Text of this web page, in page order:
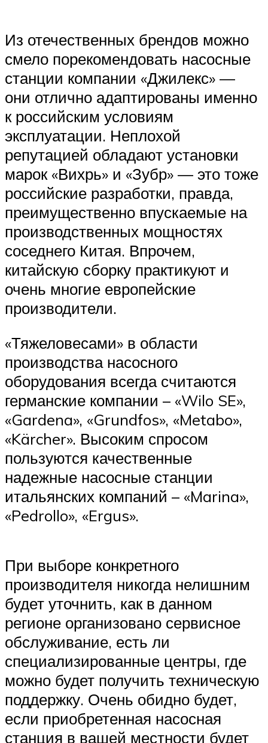
Из отечественных брендов можно
смело порекомендовать насосные
станции компании «Джилекс» —
они отлично адаптированы именно
к российским условиям
эксплуатации. Неплохой
репутацией обладают установки
марок «Вихрь» и «Зубр» — это тоже
российские разработки, правда,
преимущественно впускаемые на
производственных мощностях
соседнего Китая. Впрочем,
китайскую сборку практикуют и
очень многие европейские
производители.
«Тяжеловесами» в области
производства насосного
оборудования всегда считаются
германские компании – «Wilo SE»,
«Gardena», «Grundfos», «Metabo»,
«Kärcher». Высоким спросом
пользуются качественные
надежные насосные станции
итальянских компаний – «Marina»,
«Pedrollo», «Ergus».
При выборе конкретного
производителя никогда нелишним
будет уточнить, как в данном
регионе организовано сервисное
обслуживание, есть ли
специализированные центры, где
можно будет получить техническую
поддержку. Очень обидно будет,
если приобретенная насосная
станция в вашей местности будет